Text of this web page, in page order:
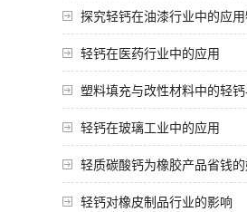
探究轻钙在油漆行业中的应
轻钙在医药行业中的应用
塑料填充与改性材料中的轻
轻钙在玻璃工业中的应用
轻质碳酸钙为橡胶产品省钱
轻钙对橡皮制品行业的影响